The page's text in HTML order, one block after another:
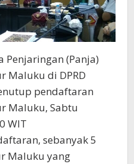
Penjaringan (Panja)
Maluku di DPRD
pendaftaran
Maluku, Sabtu
WIT
sebanyak 5
Maluku yang